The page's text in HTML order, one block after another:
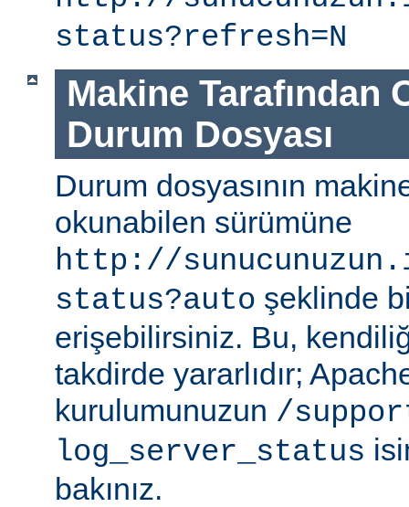
status?refresh=N
Makine Tarafından
Durum Dosyası
Durum dosyasının
okunabilen sürümüne
http://
status?auto şeklinde
erişebilirsiniz. Bu,
takdirde yararlıdır;
kurulumunuzun /
log_server_status
bakınız.